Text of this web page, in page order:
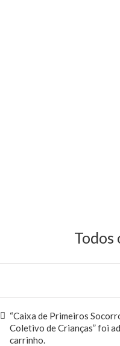
Todos
“Caixa de Primeiros
Coletivo de Crianças” foi
carrinho.